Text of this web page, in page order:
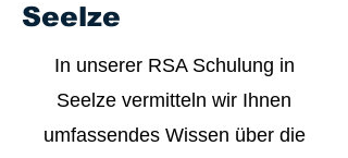
Seelze
In unserer RSA Schulung in
Seelze vermitteln wir Ihnen
umfassendes Wissen über die